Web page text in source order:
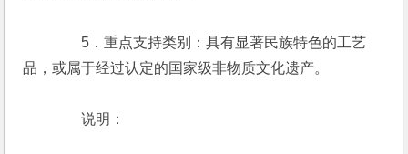
5．重点支持类别：具有显著民族特色的工艺
品，或属于经过认定的国家级非物质文化遗产。
说明：